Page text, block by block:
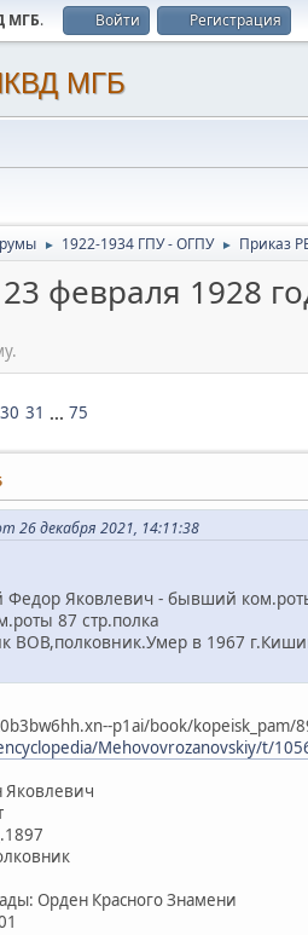
МГБ. Войти Регистрация
► 1922-1934 ГПУ - ОГПУ ► Приказ
февраля 1928
30 31 ... 75
26 декабря 2021, 14:11:38
Федор Яковлевич - бывший
87 стр.полка
в 1967
p1ai/book/kopeisk_pam/
Mehovovrozanovskiy/t/
Яковлевич
Орден Красного Знамени